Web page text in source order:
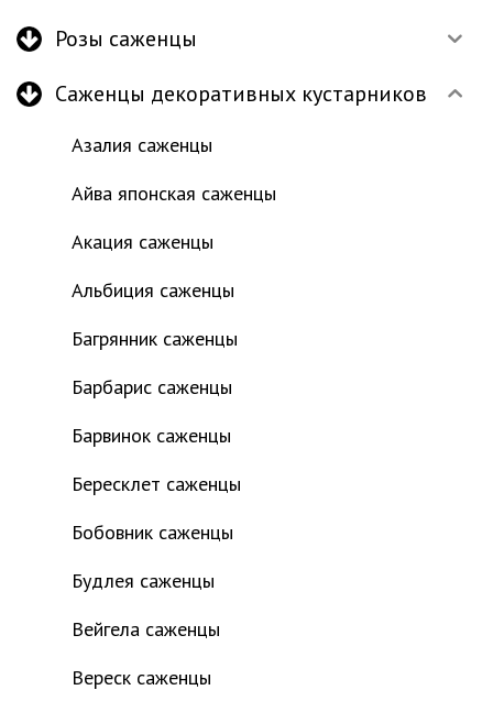
Розы саженцы
Саженцы декоративных кустарников
Азалия саженцы
Айва японская саженцы
Акация саженцы
Альбиция саженцы
Багрянник саженцы
Барбарис саженцы
Барвинок саженцы
Бересклет саженцы
Бобовник саженцы
Будлея саженцы
Вейгела саженцы
Вереск саженцы